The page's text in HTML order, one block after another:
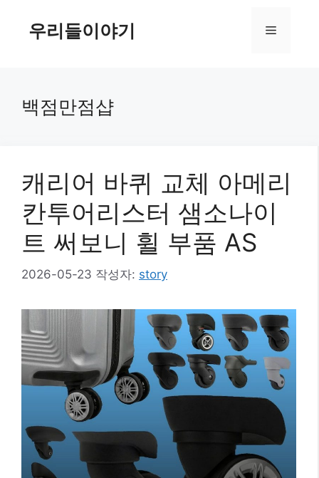
우리들이야기 메
백점만점샵
캐리어 바퀴 교체 아메리
칸투어리스터 샘소나이
트 써보니 휠 부품 AS
2026-05-23 작성자: story